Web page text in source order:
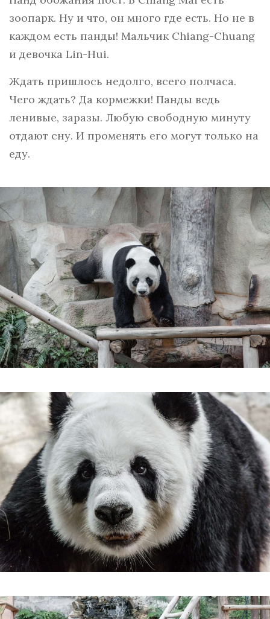
зоопарк. Ну и что, он много где есть. Но не в
каждом есть панды! Мальчик Chiang-Chuang
и девочка Lin-Hui.
Ждать пришлось недолго, всего полчаса.
Чего ждать? Да кормежки! Панды ведь
ленивые, заразы. Любую свободную минуту
отдают сну. И променять его могут только на
еду.